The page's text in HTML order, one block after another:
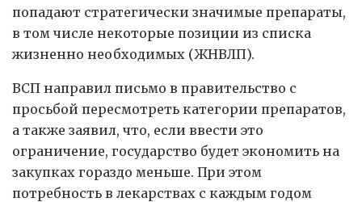
попадают стратегически значимые препараты,
в том числе некоторые позиции из списка
жизненно необходимых (ЖНВЛП).
ВСП направил письмо в правительство с
просьбой пересмотреть категории препаратов,
а также заявил, что, если ввести это
ограничение, государство будет экономить на
закупках гораздо меньше. При этом
потребность в лекарствах с каждым годом